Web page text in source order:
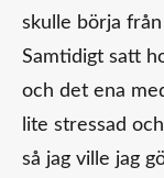
skulle börja
Samtidigt satt
och det ena
lite stressad
så jag ville jag